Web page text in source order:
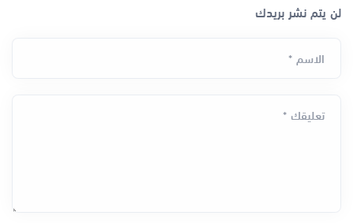
لن يتم نشر بريدك
الاسم *
تعليقك *